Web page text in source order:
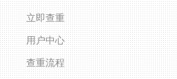
立即查重
用户中心
查重流程